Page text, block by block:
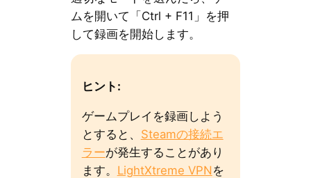
ムを開いて「Ctrl + F11」を押
して録画を開始します。
ヒント:
ゲームプレイを録画しよう
とすると、 Steamの接続エ
ラーが発生することがあり
ます。 LightXtreme VPNを